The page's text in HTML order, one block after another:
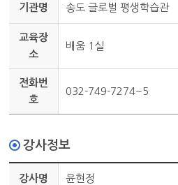
기관명 송도 글로벌 평생학습관
교육장
소
배움 1실
전화번
호
032-749-7274~5
강사정보
강사명 윤현정